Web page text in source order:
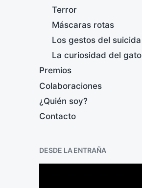
Terror
Máscaras rotas
Los gestos del suicida
La curiosidad del gato
Premios
Colaboraciones
¿Quién soy?
Contacto
DESDE LA ENTRAÑA